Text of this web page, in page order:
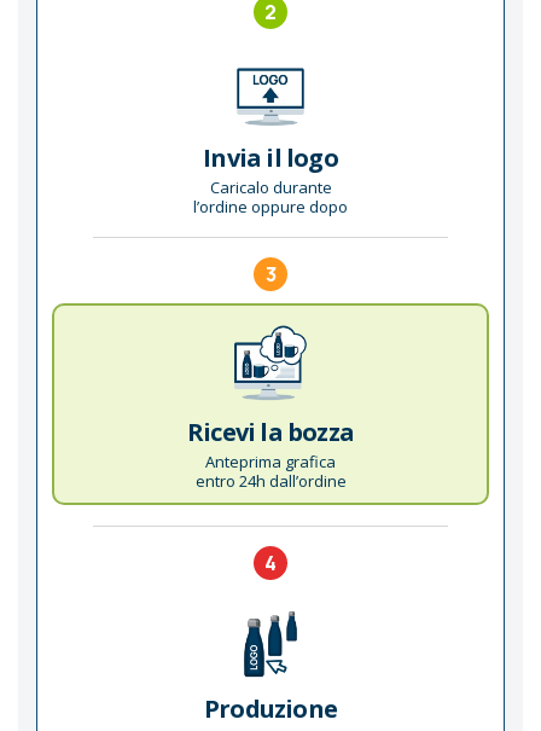
2
Invia il logo
Caricalo durante
l’ordine oppure dopo
3
Ricevi la bozza
Anteprima grafica
entro 24h dall’ordine
4
Produzione